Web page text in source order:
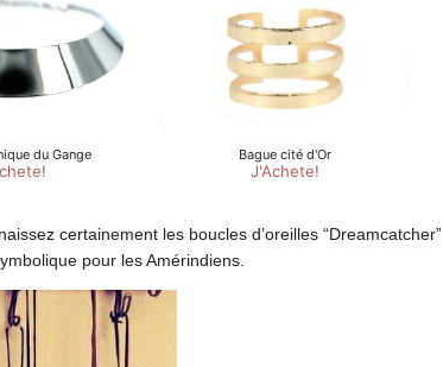
certainement les boucles d’oreilles “Dreamcatcher”
pour les Amérindiens.